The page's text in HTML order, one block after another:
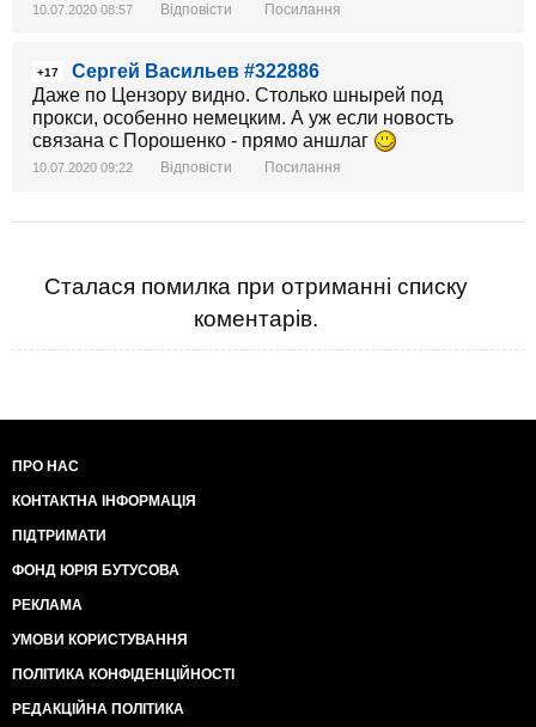
10.07.2020 08:57 Відповісти Посилання
+17
Сергей Васильев #322886
Даже по Цензору видно. Столько шнырей под
прокси, особенно немецким. А уж если новость
связана с Порошенко - прямо аншлаг
10.07.2020 09:22 Відповісти Посилання
Сталася помилка при отриманні списку
коментарів.
ПРО НАС
КОНТАКТНА ІНФОРМАЦІЯ
ПІДТРИМАТИ
ФОНД ЮРІЯ БУТУСОВА
РЕКЛАМА
УМОВИ КОРИСТУВАННЯ
ПОЛІТИКА КОНФІДЕНЦІЙНОСТІ
РЕДАКЦІЙНА ПОЛІТИКА